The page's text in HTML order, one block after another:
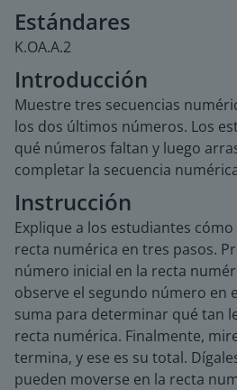
Estándares
K.OA.A.2
Introducción
Muestre tres secuencias
los dos últimos números. Los
qué números faltan y luego
completar la secuencia
Instrucción
Explique a los estudiantes
recta numérica en tres pasos.
número inicial en la recta
observe el segundo número en
suma para determinar qué tan
recta numérica. Finalmente,
termina, y ese es su total.
pueden moverse en la recta